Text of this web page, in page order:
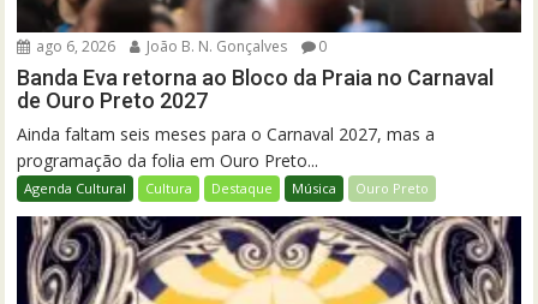
ago 6, 2026 João B. N. Gonçalves 0
Banda Eva retorna ao Bloco da Praia no Carnaval
de Ouro Preto 2027
Ainda faltam seis meses para o Carnaval 2027, mas a
programação da folia em Ouro Preto...
Agenda Cultural Cultura Destaque Música Ouro Preto